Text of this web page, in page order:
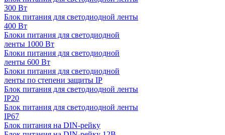
300 Вт
Блок питания для светодиодной ленты
400 Вт
Блоки питания для светодиодной
ленты 1000 Вт
Блоки питания для светодиодной
ленты 600 Вт
Блоки питания для светодиодной
ленты по степени защиты IP
Блок питания для светодиодной ленты
IP20
Блок питания для светодиодной ленты
IP67
Блок питания на DIN-рейку